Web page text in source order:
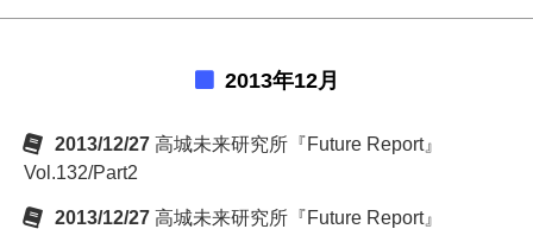
2013年12月
2013/12/27 高城未来研究所『Future Report』
Vol.132/Part2
2013/12/27 高城未来研究所『Future Report』